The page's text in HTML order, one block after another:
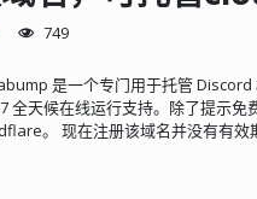
749
是一个专门用于托管 Discord
天候在线运行支持。除了提示免
。 现在注册该域名并没有有